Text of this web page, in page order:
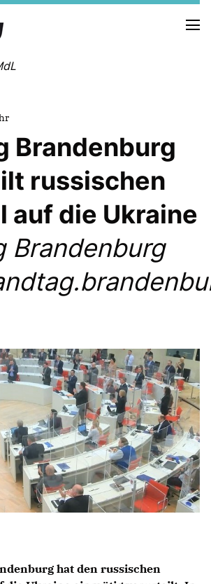
VITA
WAHLKREISBESUCHE
PRESSEFOTOS
MEIN BÜRGERBÜRO
MEIN WAHLKREIS
ZIELE
CDU Deutschland
im Brandenburger Landtag
CDU Brandenburg
CDU Potsdam
Brandenburg
russischen
auf die Ukraine
Brandenburg
hat den russischen